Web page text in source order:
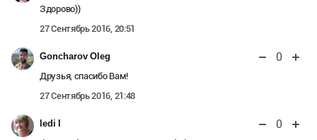
Здорово))
27 Сентябрь 2016, 20:51
Goncharov Oleg 0
Друзья, спасибо Вам!
27 Сентябрь 2016, 21:48
ledi l 0